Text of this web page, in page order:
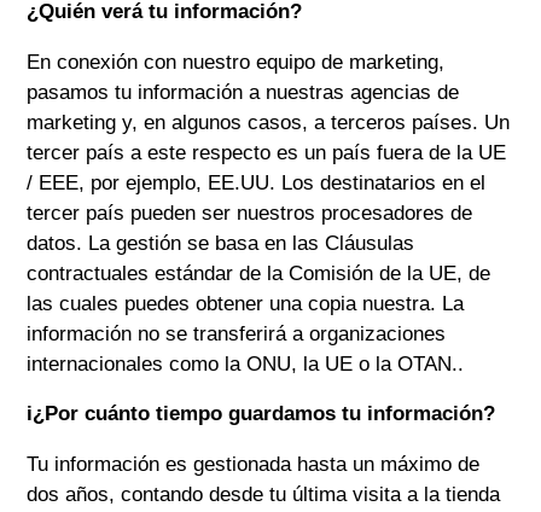
¿Quién verá tu información?
En conexión con nuestro equipo de marketing,
pasamos tu información a nuestras agencias de
marketing y, en algunos casos, a terceros países. Un
tercer país a este respecto es un país fuera de la UE
/ EEE, por ejemplo, EE.UU. Los destinatarios en el
tercer país pueden ser nuestros procesadores de
datos. La gestión se basa en las Cláusulas
contractuales estándar de la Comisión de la UE, de
las cuales puedes obtener una copia nuestra. La
información no se transferirá a organizaciones
internacionales como la ONU, la UE o la OTAN..
i¿Por cuánto tiempo guardamos tu información?
Tu información es gestionada hasta un máximo de
dos años, contando desde tu última visita a la tienda